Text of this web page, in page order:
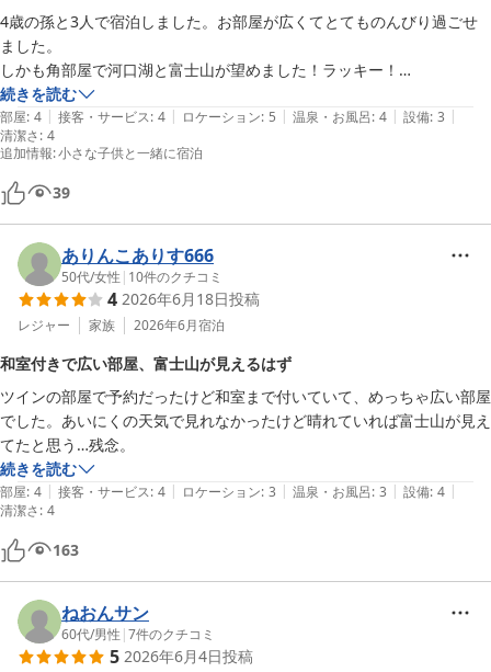
4歳の孫と3人で宿泊しました。お部屋が広くてとてものんびり過ごせ
ました。
しかも角部屋で河口湖と富士山が望めました！ラッキー！
残念だったのが、クーラーが小さいのか？広い部屋全体を冷やす事が出
来ません､､､､､猛暑日だったのでもう一台エアコンが必要でした。
続きを読む
部屋: 4 | 接客・サービス: 4 | ロケーション: 5 | 温泉・お風呂: 4 | 設備: 3 |
清潔さ: 4
追加情報:小さな子供と一緒に宿泊
39
ありんこありす666
50代/女性 | 10件のクチコミ
4 2026年6月18日投稿
レジャー 家族 2026年6月宿泊
和室付きで広い部屋、富士山が見えるはず
ツインの部屋で予約だったけど和室まで付いていて、めっちゃ広い部屋
でした。あいにくの天気で見れなかったけど晴れていれば富士山が見え
てたと思う…残念。
続きを読む
部屋: 4 | 接客・サービス: 4 | ロケーション: 3 | 温泉・お風呂: 3 | 設備: 4 |
清潔さ: 4
163
ねおんサン
60代/男性 |7件のクチコミ
5 2026年6月4日投稿